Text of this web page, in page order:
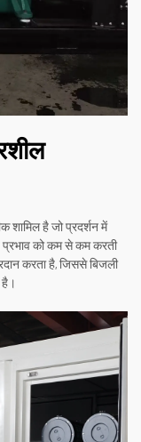
शामिल है जो प्रदर्शन में
प्रभाव को कम से कम करती
करता है, जिससे बिजली
है।